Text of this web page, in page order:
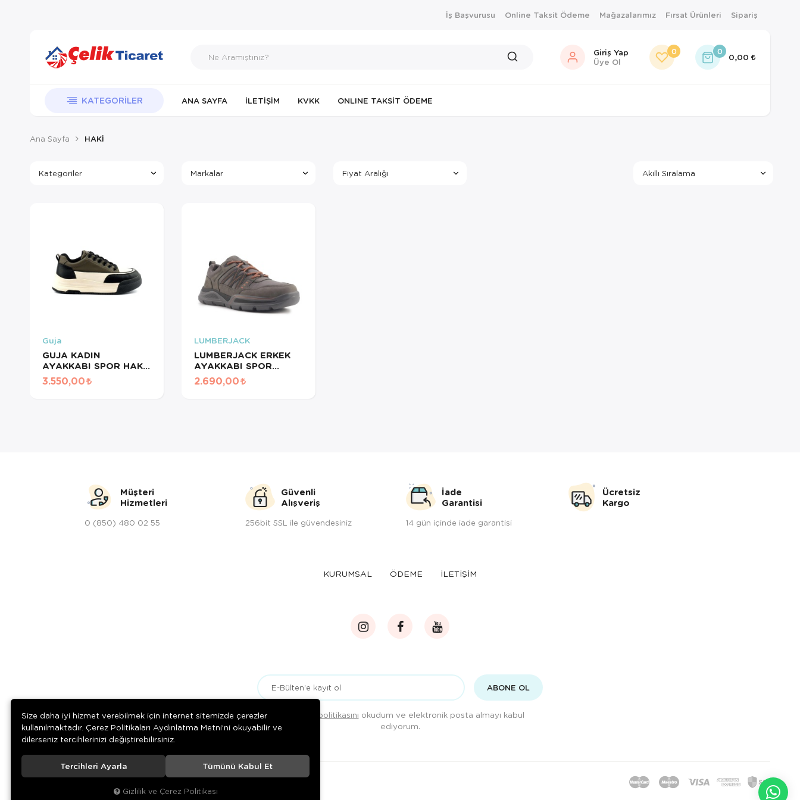
İş Başvurusu Online Taksit Ödeme Mağazalarımız Fırsat Ürünleri Sipariş
Giriş Yap
Üye Ol
0 0
0,00
KATEGORILER ANA SAYFA İLETIŞIM KVKK ONLINE TAKSIT ÖDEME
Ana Sayfa HAKİ
Kategoriler Markalar Fiyat Aralığı
Guja
GUJA KADIN
AYAKKABI SPOR HAKİ
25K301 HK
3.550,00
LUMBERJACK
LUMBERJACK ERKEK
AYAKKABI SPOR
XENON HAKİ
101877289
2.690,00
Müşteri
Hizmetleri
0 (850) 480 02 55
Güvenli
Alışveriş
256bit SSL ile güvendesiniz
İade
Garantisi
14 gün içinde iade garantisi
Ücretsiz
Kargo
KURUMSAL ÖDEME İLETİŞİM
ABONE OL
Gizlilik politikasını okudum ve elektronik posta almayı kabul
ediyorum.
Size daha iyi hizmet verebilmek için internet sitemizde çerezler
kullanılmaktadır. Çerez Politikaları Aydınlatma Metni’ni okuyabilir ve
dilerseniz tercihlerinizi değiştirebilirsiniz.
Tercihleri Ayarla Tümünü Kabul Et
Gizlilik ve Çerez Politikası